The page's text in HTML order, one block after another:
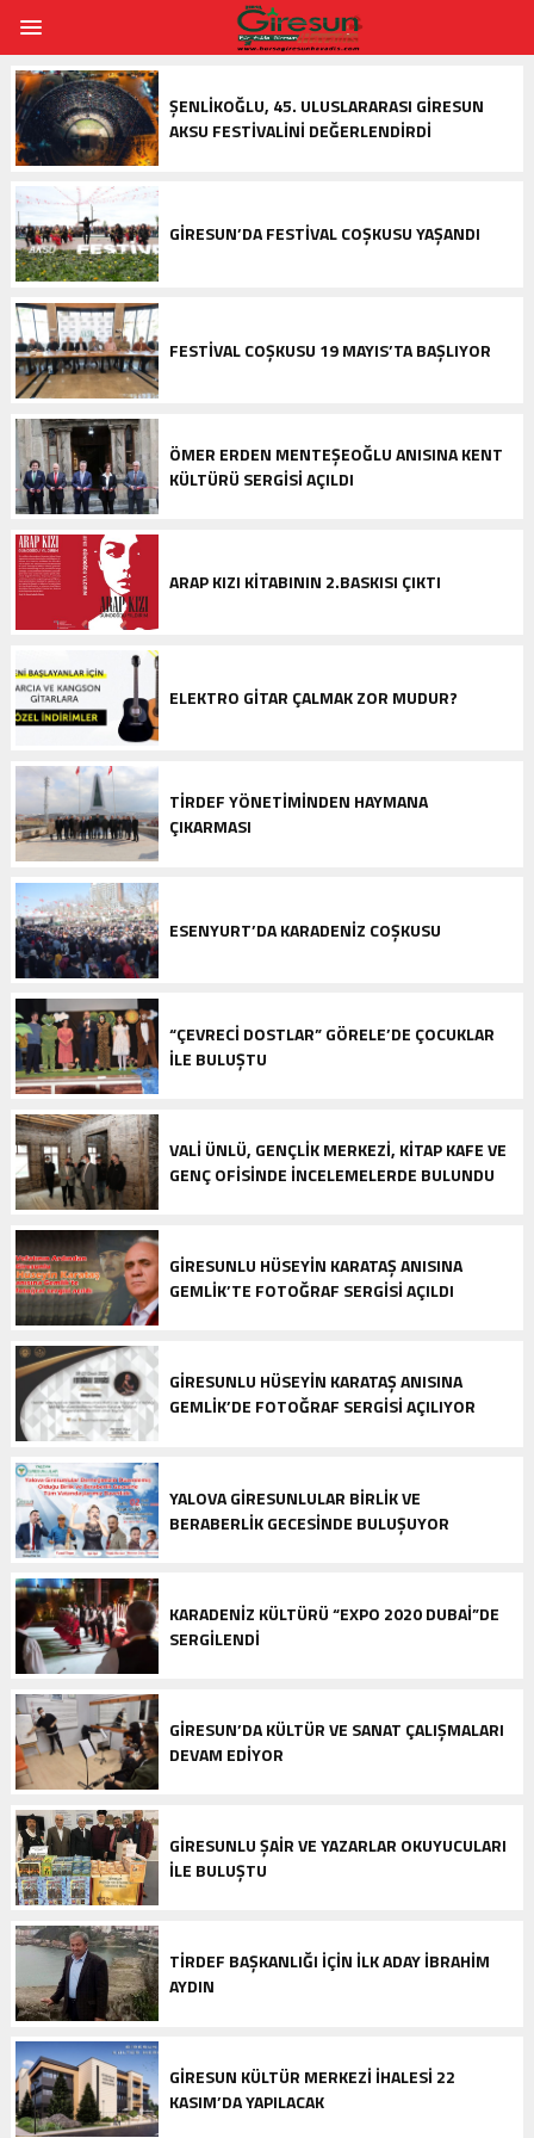
ŞENLIKOĞLU, 45. ULUSLARARASI GIRESUN
AKSU FESTIVALINI DEĞERLENDIRDI
GIRESUN’DA FESTIVAL COŞKUSU YAŞANDI
FESTIVAL COŞKUSU 19 MAYIS’TA BAŞLIYOR
ÖMER ERDEN MENTEŞEOĞLU ANISINA KENT
KÜLTÜRÜ SERGISI AÇILDI
ARAP KIZI KITABININ 2.BASKISI ÇIKTI
ELEKTRO GITAR ÇALMAK ZOR MUDUR?
TIRDEF YÖNETIMINDEN HAYMANA
ÇIKARMASI
ESENYURT’DA KARADENIZ COŞKUSU
“ÇEVRECI DOSTLAR” GÖRELE’DE ÇOCUKLAR
ILE BULUŞTU
VALI ÜNLÜ, GENÇLIK MERKEZI, KITAP KAFE VE
GENÇ OFISINDE İNCELEMELERDE BULUNDU
GIRESUNLU HÜSEYIN KARATAŞ ANISINA
GEMLIK’TE FOTOĞRAF SERGISI AÇILDI
GIRESUNLU HÜSEYIN KARATAŞ ANISINA
GEMLIK’DE FOTOĞRAF SERGISI AÇILIYOR
YALOVA GIRESUNLULAR BIRLIK VE
BERABERLIK GECESINDE BULUŞUYOR
KARADENIZ KÜLTÜRÜ “EXPO 2020 DUBAI”DE
SERGILENDI
GIRESUN’DA KÜLTÜR VE SANAT ÇALIŞMALARI
DEVAM EDIYOR
GIRESUNLU ŞAIR VE YAZARLAR OKUYUCULARI
ILE BULUŞTU
TİRDEF BAŞKANLIĞI İÇIN İLK ADAY İBRAHIM
AYDIN
GIRESUN KÜLTÜR MERKEZI İHALESI 22
KASIM’DA YAPILACAK